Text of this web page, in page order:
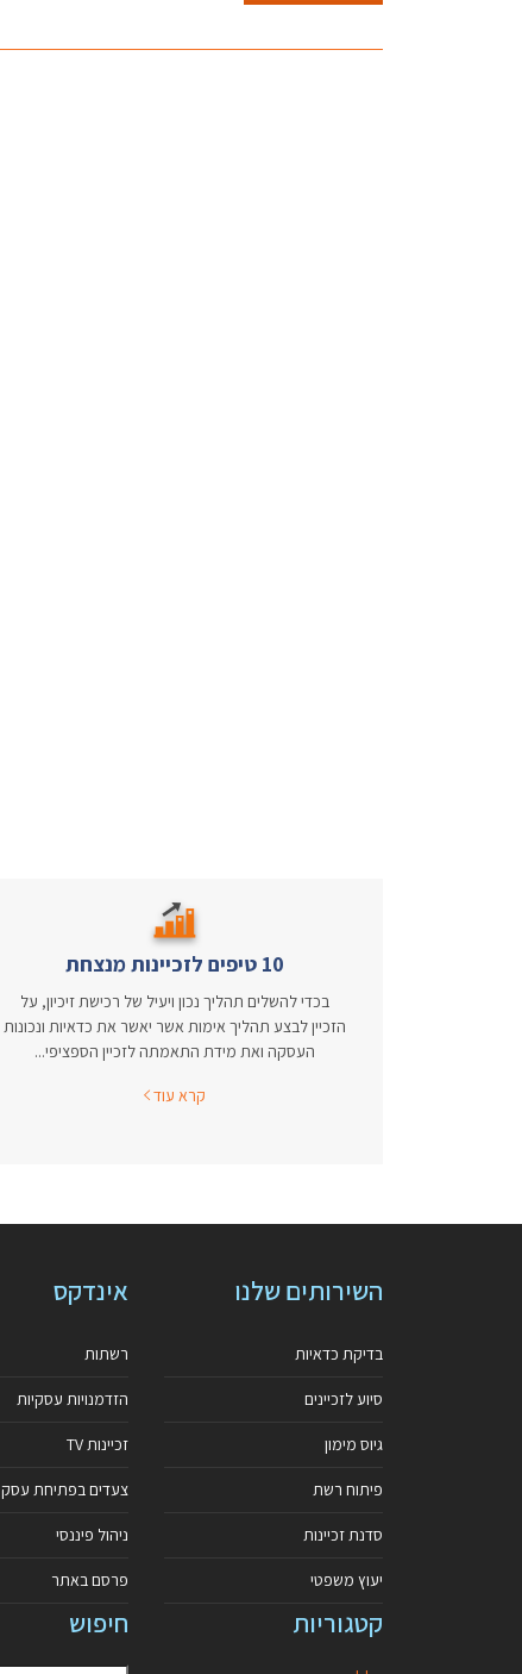
10 טיפים לזכיינות מנצחת
בכדי להשלים תהליך נכון ויעיל של רכישת זיכיון, על
הזכיין לבצע תהליך אימות אשר יאשר את כדאיות ונכונות
העסקה ואת מידת התאמתה לזכיין הספציפי...
קרא עוד
השירותים שלנו
בדיקת כדאיות
סיוע לזכיינים
גיוס מימון
פיתוח רשת
סדנת זכיינות
יעוץ משפטי
אינדקס
רשתות
הזדמנויות עסקיות
זכיינות TV
צעדים בפתיחת עסק
ניהול פיננסי
פרסם באתר
קטגוריות חיפוש